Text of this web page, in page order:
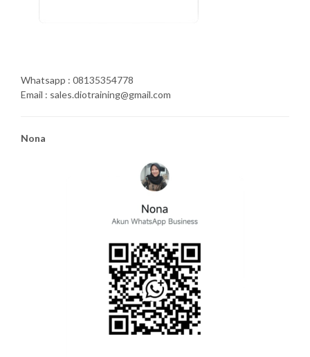
Whatsapp : 08135354778
Email : sales.diotraining@gmail.com
Nona